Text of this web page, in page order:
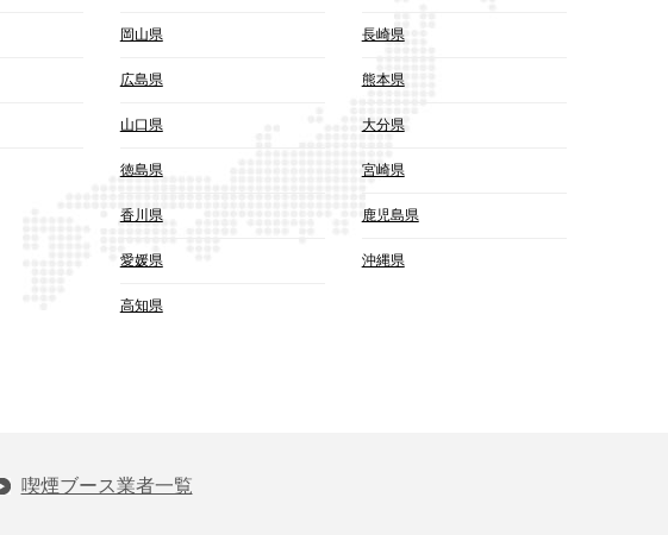
岡山県
広島県
山口県
徳島県
香川県
愛媛県
高知県
長崎県
熊本県
大分県
宮崎県
鹿児島県
沖縄県
喫煙ブース業者一覧